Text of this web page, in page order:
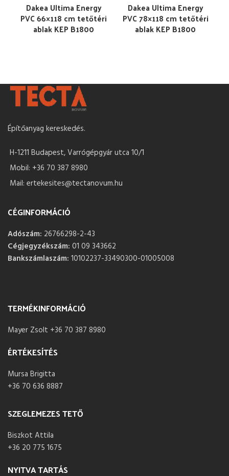
Dakea Ultima Energy
PVC 66×118 cm tetőtéri
ablak KEP B1800
Dakea Ultima Energy
PVC 78×118 cm tetőtéri
ablak KEP B1800
Építőanyag kereskedés.
H-1211 Budapest, Varrógépgyár utca 10/1
Mobil: +36 70 387 8980
Mail: ertekesites@tectanovum.hu
CÉGINFORMÁCIÓ
Adószám: 26766298-2-43
Cégjegyzékszám: 01 09 343662
Bankszámlaszám: 10102237-33490300-01005008
TERMÉKINFORMÁCIÓ
Mayer Zsolt +36 70 387 8980
ÉRTÉKESÍTÉS
Mursa Brigitta
+36 70 636 8887
SZEGLEMEZES TETŐ
Biszkot Attila
+36 20 775 1675
NYITVA TARTÁS